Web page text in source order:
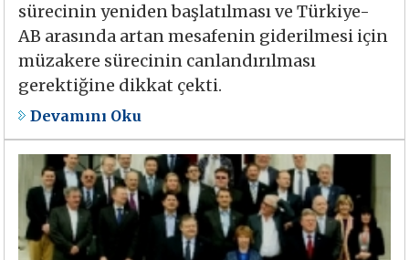
sürecinin yeniden başlatılması ve Türkiye-
AB arasında artan mesafenin giderilmesi için
müzakere sürecinin canlandırılması
gerektiğine dikkat çekti.
Devamını Oku